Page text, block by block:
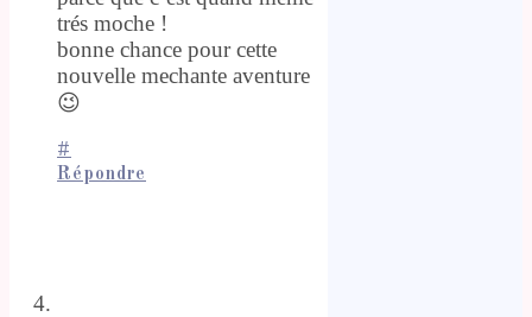
trés moche !
bonne chance pour cette
nouvelle mechante aventure
😉
#
Répondre